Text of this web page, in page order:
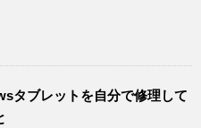
タブレットを自分で修理して